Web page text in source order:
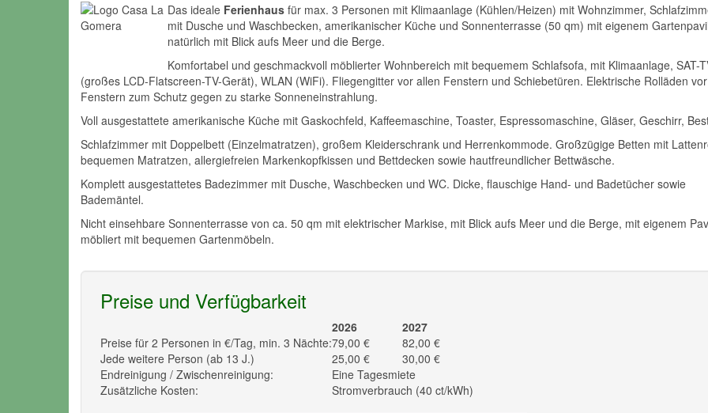
Das ideale Ferienhaus für max. 3 Personen mit Klimaanlage (Kühlen/Heizen) mit Wohnzimmer,
mit Dusche und Waschbecken, amerikanischer Küche und Sonnenterrasse (50 qm) mit eigenem
natürlich mit Blick aufs Meer und die Berge.
Komfortabel und geschmackvoll möblierter Wohnbereich mit bequemem Schlafsofa, mit Klimaanlage, SAT-
(großes LCD-Flatscreen-TV-Gerät), WLAN (WiFi). Fliegengitter vor allen Fenstern und Schiebetüren. Elektrische Rolläden
Fenstern zum Schutz gegen zu starke Sonneneinstrahlung.
Voll ausgestattete amerikanische Küche mit Gaskochfeld, Kaffeemaschine, Toaster, Espressomaschine, Gläser, Geschirr,
Schlafzimmer mit Doppelbett (Einzelmatratzen), großem Kleiderschrank und Herrenkommode. Großzügige Betten mit
bequemen Matratzen, allergiefreien Markenkopfkissen und Bettdecken sowie hautfreundlicher Bettwäsche.
Komplett ausgestattetes Badezimmer mit Dusche, Waschbecken und WC. Dicke, flauschige Hand- und Badetücher sowie
Bademäntel.
Nicht einsehbare Sonnenterrasse von ca. 50 qm mit elektrischer Markise, mit Blick aufs Meer und die Berge, mit eigenem
möbliert mit bequemen Gartenmöbeln.
Preise und Verfügbarkeit
2026
2027
Preise für 2 Personen in €/Tag, min. 3 Nächte:79,00 €
82,00 €
Jede weitere Person (ab 13 J.)
25,00 €
30,00 €
Endreinigung / Zwischenreinigung:
Eine Tagesmiete
Zusätzliche Kosten:
Stromverbrauch (40 ct/kWh)